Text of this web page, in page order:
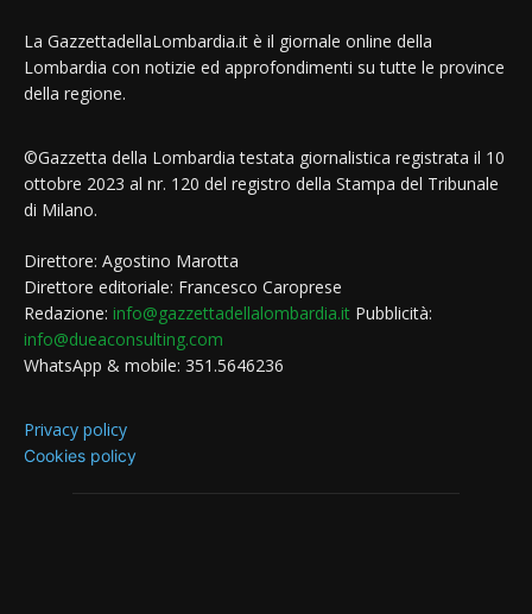
La GazzettadellaLombardia.it è il giornale online della
Lombardia con notizie ed approfondimenti su tutte le province
della regione.
©Gazzetta della Lombardia testata giornalistica registrata il 10
ottobre 2023 al nr. 120 del registro della Stampa del Tribunale
di Milano.
Direttore: Agostino Marotta
Direttore editoriale: Francesco Caroprese
Redazione: info@gazzettadellalombardia.it Pubblicità:
info@dueaconsulting.com
WhatsApp & mobile: 351.5646236
Privacy policy
Cookies policy